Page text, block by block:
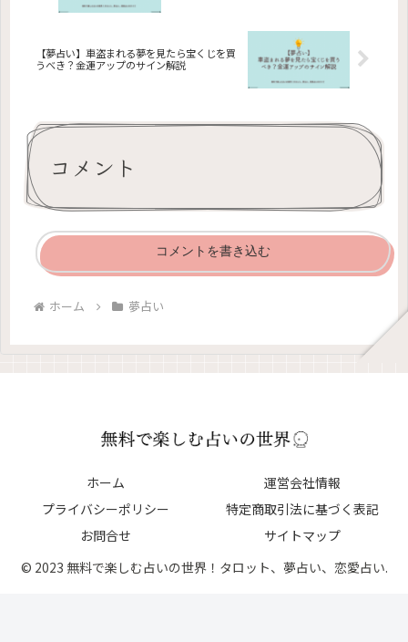
【夢占い】車盗まれる夢を見たら宝くじを買
うべき？金運アップのサイン解説
コメント
コメントを書き込む
ホーム 夢占い
ホーム
運営会社情報
プライバシーポリシー
特定商取引法に基づく表記
お問合せ
サイトマップ
© 2023 無料で楽しむ占いの世界！タロット、夢占い、恋愛占い.